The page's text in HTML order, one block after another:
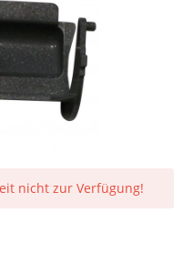
nicht zur Verfügung!